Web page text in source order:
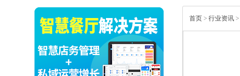
首页 > 行业资讯 >